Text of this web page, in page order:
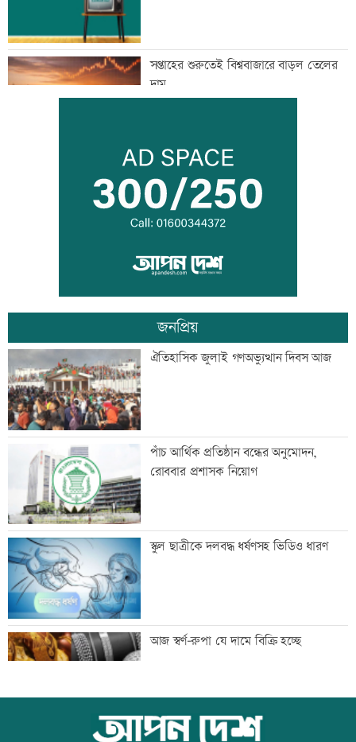
সপ্তাহের শুরুতেই বিশ্ববাজারে বাড়ল তেলের
দাম
সোমবার রাজধানীর যেসব দোকান-মার্কেট
বন্ধ
সৌদিতে সোফা কারখানায় ভয়াবহ আগুন, ১৬
বাংলাদেশি নিহত
এসএসসি-সমমানের ফল প্রকাশ আজ,
যেভাবে দেখবেন
দেশে আজকের স্বর্ণ-রুপার বাজারদর
ব্র্যাক ইউনিভার্সিটিতে বিশ্ব পরিবেশ-প্রকৃতি
সংরক্ষণ দিবস উদযাপন
বিএমএসএস গোল্ডেন অ্যাওয়ার্ড পেলেন
হাবিবুর রহমান
বৃক্ষমেলা শেষ, এখন মূল কাজ শুরু:
জনপ্রিয়
ঐতিহাসিক জুলাই গণঅভ্যুত্থান দিবস আজ
পাঁচ আর্থিক প্রতিষ্ঠান বন্ধের অনুমোদন,
রোববার প্রশাসক নিয়োগ
স্কুল ছাত্রীকে দলবদ্ধ ধর্ষণসহ ভিডিও ধারণ
আজ স্বর্ণ-রুপা যে দামে বিক্রি হচ্ছে
ইউএস-বাংলা এয়ারলাইন্সে নিয়োগ বিজ্ঞপ্তি